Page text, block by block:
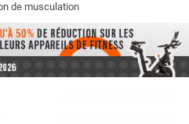
de musculation